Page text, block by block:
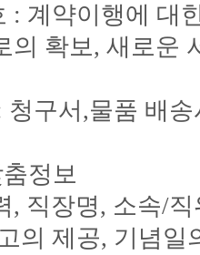
: 계약이행에 대
의 확보, 새로운
청구서,물품 배
정보
, 직장명, 소속/
의 제공, 기념